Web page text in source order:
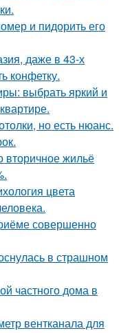
и пидорить его
даже в 43-х
конфетку.
выбрать яркий и
но есть нюанс.
вторичное жильё
цвета
совершенно
в страшном
частного дома в
вентканала для